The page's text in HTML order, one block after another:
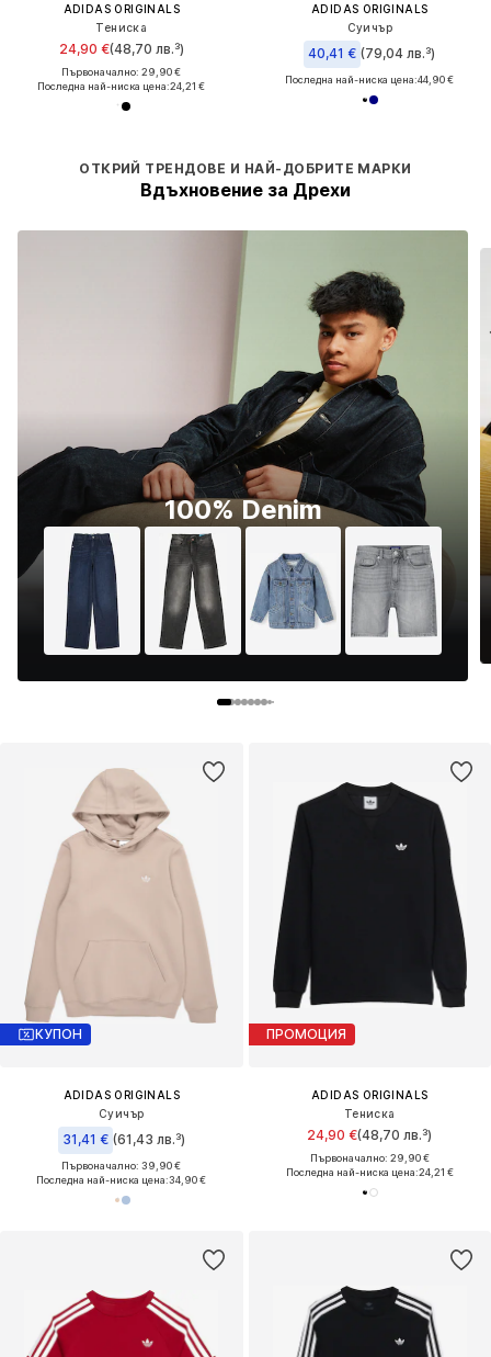
ADIDAS ORIGINALS
Тениска
24,90 €(48,70 лв.³)
Първоначално: 29,90 €
Последна най-ниска цена:24,21 €
ОТКРИЙ ТРЕНДОВЕ И НАЙ-ДОБРИТЕ МАРКИ
Вдъхновение за Дрехи
100% Denim
ADIDAS ORIGINALS
Суичър
40,41 € (79,04 лв.³)
Последна най-ниска цена:44,90 €
КУПОН
ADIDAS ORIGINALS
Суичър
31,41 € (61,43 лв.³)
Първоначално: 39,90 €
Последна най-ниска цена:34,90 €
ПРОМОЦИЯ
ADIDAS ORIGINALS
Тениска
24,90 €(48,70 лв.³)
Първоначално: 29,90 €
Последна най-ниска цена:24,21 €